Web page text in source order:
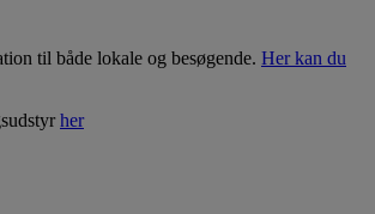
til både lokale og besøgende. Her kan du
her